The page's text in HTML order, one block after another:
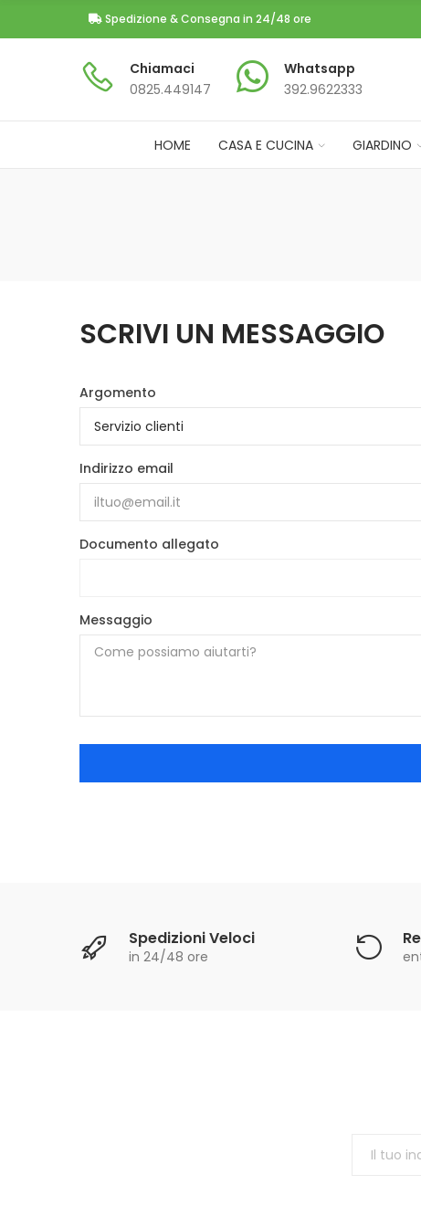
Spedizione & Consegna in 24/48 ore
Chiamaci
0825.449147​
Whatsapp
392.9622333
HOME CASA E CUCINA GIARDINO
SCRIVI UN MESSAGGIO
Argomento
Indirizzo email
Documento allegato
Messaggio
Spedizioni Veloci
in 24/48 ore